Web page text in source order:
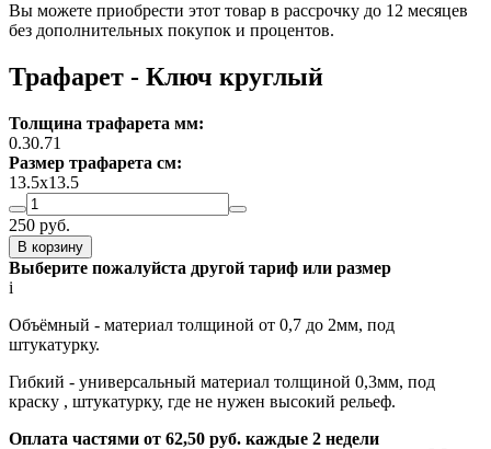
Вы можете приобрести этот товар в рассрочку до 12 месяцев
без дополнительных покупок и процентов.
Трафарет - Ключ круглый
Толщина трафарета мм:
0.30.71
Размер трафарета см:
13.5х13.5
250 руб.
В корзину
Выберите пожалуйста другой тариф или размер
i
Объёмный - материал толщиной от 0,7 до 2мм, под
штукатурку.
Гибкий - универсальный материал толщиной 0,3мм, под
краску , штукатурку, где не нужен высокий рельеф.
Оплата частями от 62,50 руб. каждые 2 недели